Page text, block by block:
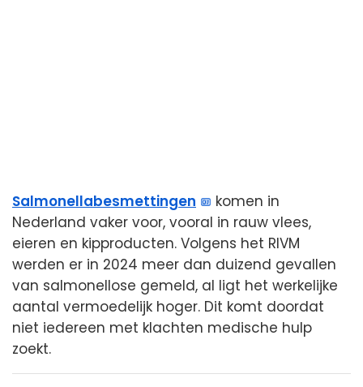
Salmonellabesmettingen
komen in
Nederland vaker voor, vooral in rauw vlees,
eieren en kipproducten. Volgens het RIVM
werden er in 2024 meer dan duizend gevallen
van salmonellose gemeld, al ligt het werkelijke
aantal vermoedelijk hoger. Dit komt doordat
niet iedereen met klachten medische hulp
zoekt.